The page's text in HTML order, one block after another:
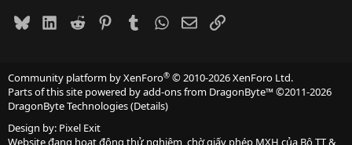
BlueskyLinkedIn
Reddit PinterestTumblrWhatsApp
EmailLink
Community platform by XenForo® © 2010-2026 XenForo Ltd.
Parts of this site powered byadd-ons from DragonByte™©2011-2026
DragonByte Technologies(Details)
Design by: Pixel Exit